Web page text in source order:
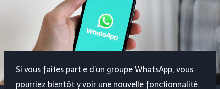
Si vous faites partie d’un groupe WhatsApp, vous
pourriez bientôt y voir une nouvelle fonctionnalité.